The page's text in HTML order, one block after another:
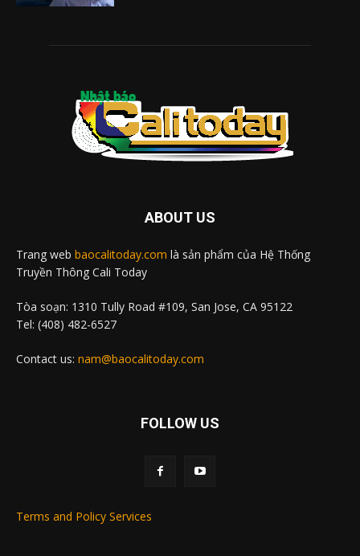
ABOUT US
Trang web baocalitoday.com là sản phẩm của Hệ Thống
Truyền Thông Cali Today
Tòa soạn: 1310 Tully Road #109, San Jose, CA 95122
Tel: (408) 482-6527
Contact us: nam@baocalitoday.com
FOLLOW US
Terms and Policy Services